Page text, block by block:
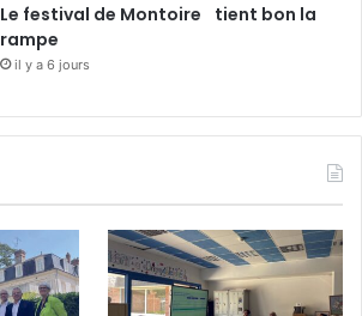
Le festival de Montoire tient bon la
rampe
il y a 6 jours